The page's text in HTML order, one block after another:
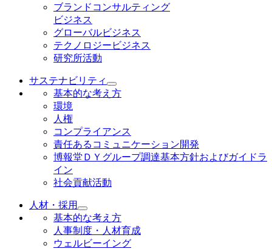
ブランドコンサルティング
ビジネス
グローバルビジネス
テクノロジービジネス
研究所活動
サステナビリティ
基本的な考え方
環境
人権
コンプライアンス
責任あるコミュニケーション開発
博報堂ＤＹグループ調達基本方針およびガイドラ
イン
社会貢献活動
人材・採用
基本的な考え方
人事制度・人材育成
ウェルビーイング